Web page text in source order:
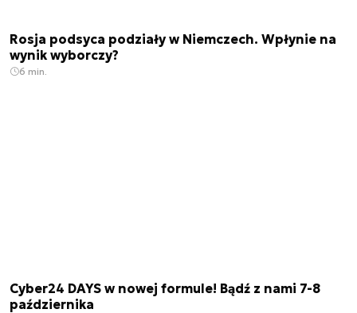
Rosja podsyca podziały w Niemczech. Wpłynie na
wynik wyborczy?
6 min.
Cyber24 DAYS w nowej formule! Bądź z nami 7-8
października